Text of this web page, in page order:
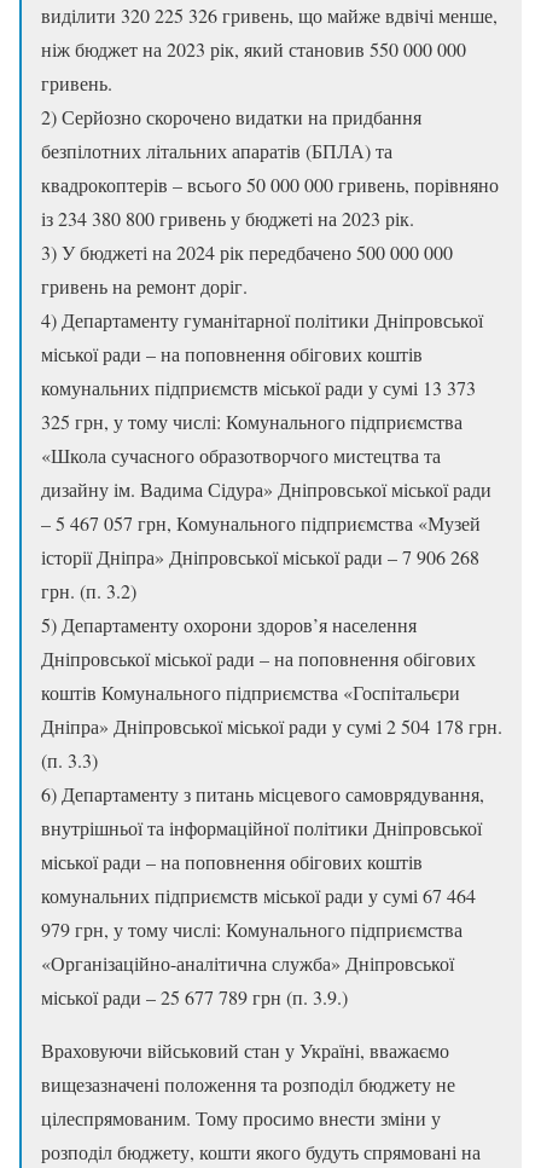
виділити 320 225 326 гривень, що майже вдвічі менше,
ніж бюджет на 2023 рік, який становив 550 000 000
гривень.
2) Серйозно скорочено видатки на придбання
безпілотних літальних апаратів (БПЛА) та
квадрокоптерів – всього 50 000 000 гривень, порівняно
із 234 380 800 гривень у бюджеті на 2023 рік.
3) У бюджеті на 2024 рік передбачено 500 000 000
гривень на ремонт доріг.
4) Департаменту гуманітарної політики Дніпровської
міської ради – на поповнення обігових коштів
комунальних підприємств міської ради у сумі 13 373
325 грн, у тому числі: Комунального підприємства
«Школа сучасного образотворчого мистецтва та
дизайну ім. Вадима Сідура» Дніпровської міської ради
– 5 467 057 грн, Комунального підприємства «Музей
історії Дніпра» Дніпровської міської ради – 7 906 268
грн. (п. 3.2)
5) Департаменту охорони здоров’я населення
Дніпровської міської ради – на поповнення обігових
коштів Комунального підприємства «Госпітальєри
Дніпра» Дніпровської міської ради у сумі 2 504 178 грн.
(п. 3.3)
6) Департаменту з питань місцевого самоврядування,
внутрішньої та інформаційної політики Дніпровської
міської ради – на поповнення обігових коштів
комунальних підприємств міської ради у сумі 67 464
979 грн, у тому числі: Комунального підприємства
«Організаційно-аналітична служба» Дніпровської
міської ради – 25 677 789 грн (п. 3.9.)
Враховуючи військовий стан у Україні, вважаємо
вищезазначені положення та розподіл бюджету не
цілеспрямованим. Тому просимо внести зміни у
розподіл бюджету, кошти якого будуть спрямовані на